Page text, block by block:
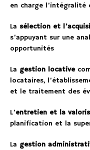
en charge l’intégralité
La sélection et
s’appuyant sur une
opportunités
La gestion locative
locataires,
et le traitement des
L’entretien et la
planification et la
La gestion